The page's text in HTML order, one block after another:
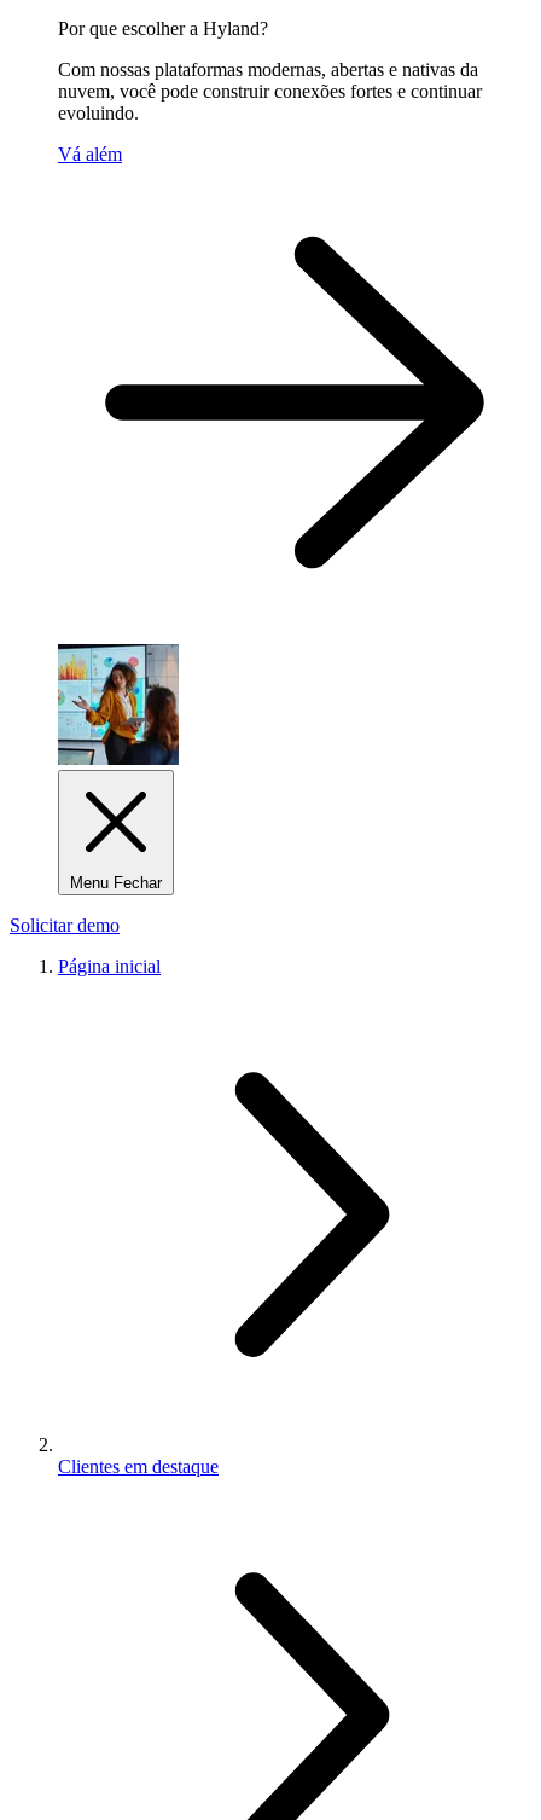
Por que escolher a Hyland?
Com nossas plataformas modernas, abertas e nativas da
nuvem, você pode construir conexões fortes e continuar
evoluindo.
Vá além
Menu Fechar
Solicitar demo
Página inicial
Clientes em destaque